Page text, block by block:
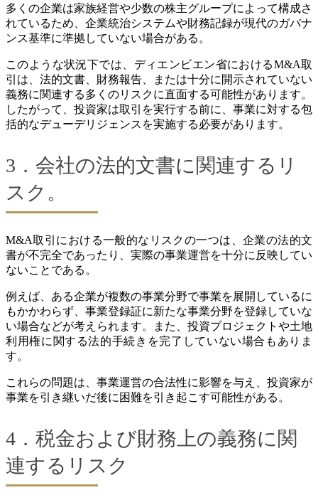
多くの企業は家族経営や少数の株主グループによって構成さ
れているため、企業統治システムや財務記録が現代のガバナ
ンス基準に準拠していない場合がある。
このような状況下では、ディエンビエン省におけるM&A取
引は、法的文書、財務報告、または十分に開示されていない
義務に関連する多くのリスクに直面する可能性があります。
したがって、投資家は取引を実行する前に、事業に対する包
括的なデューデリジェンスを実施する必要があります。
3．会社の法的文書に関連するリ
スク。
M&A取引における一般的なリスクの一つは、企業の法的文
書が不完全であったり、実際の事業運営を十分に反映してい
ないことである。
例えば、ある企業が複数の事業分野で事業を展開しているに
もかかわらず、事業登録証に新たな事業分野を登録していな
い場合などが考えられます。また、投資プロジェクトや土地
利用権に関する法的手続きを完了していない場合もありま
す。
これらの問題は、事業運営の合法性に影響を与え、投資家が
事業を引き継いだ後に困難を引き起こす可能性がある。
4．税金および財務上の義務に関
連するリスク